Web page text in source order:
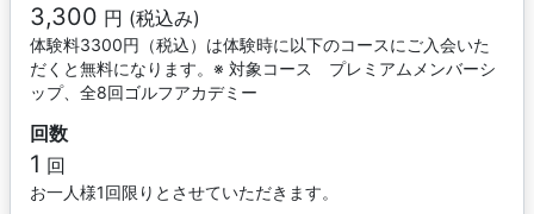
3,300 円 (税込み)
体験料3300円（税込）は体験時に以下のコースにご入会いた
だくと無料になります。※ 対象コース プレミアムメンバーシ
ップ、全8回ゴルフアカデミー
回数
1 回
お一人様1回限りとさせていただきます。